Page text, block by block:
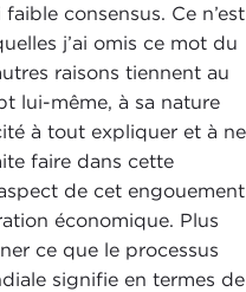
consensus. Ce n’est
j’ai omis ce mot du
raisons tiennent au
lui-même, à sa nature
à tout expliquer et à ne
faire dans cette
de cet engouement
économique. Plus
ce que le processus
signifie en termes de